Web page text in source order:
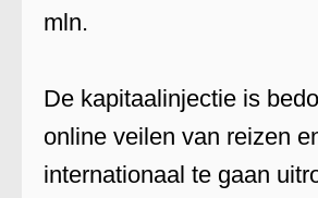
mln.
De kapitaalinjectie is
online veilen van reizen
internationaal te gaan